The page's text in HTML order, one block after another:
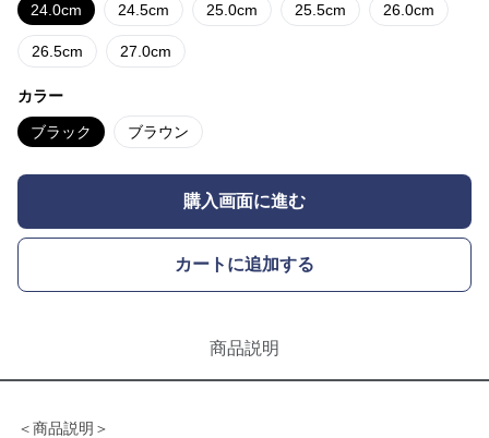
24.0cm 24.5cm 25.0cm 25.5cm 26.0cm
26.5cm 27.0cm
カラー
ブラック ブラウン
購入画面に進む
カートに追加する
商品説明
＜商品説明＞